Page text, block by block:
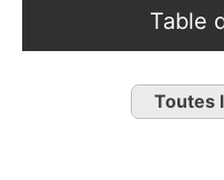
Table
Toutes